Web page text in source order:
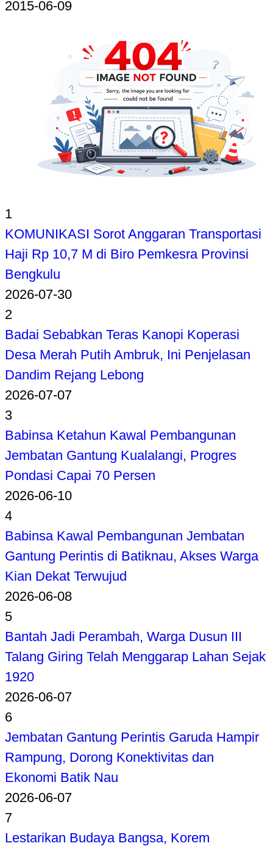
2015-06-09
1
KOMUNIKASI Sorot Anggaran Transportasi
Haji Rp 10,7 M di Biro Pemkesra Provinsi
Bengkulu
2026-07-30
2
Badai Sebabkan Teras Kanopi Koperasi
Desa Merah Putih Ambruk, Ini Penjelasan
Dandim Rejang Lebong
2026-07-07
3
Babinsa Ketahun Kawal Pembangunan
Jembatan Gantung Kualalangi, Progres
Pondasi Capai 70 Persen
2026-06-10
4
Babinsa Kawal Pembangunan Jembatan
Gantung Perintis di Batiknau, Akses Warga
Kian Dekat Terwujud
2026-06-08
5
Bantah Jadi Perambah, Warga Dusun III
Talang Giring Telah Menggarap Lahan Sejak
1920
2026-06-07
6
Jembatan Gantung Perintis Garuda Hampir
Rampung, Dorong Konektivitas dan
Ekonomi Batik Nau
2026-06-07
7
Lestarikan Budaya Bangsa, Korem